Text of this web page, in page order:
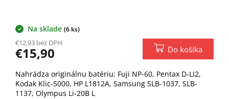
Na sklade (6 ks)
€12,93 bez DPH
€15,90 Do košíka
Nahrádza originálnu batériu: Fuji NP-60, Pentax D-LI2,
Kodak Klic-5000, HP L1812A, Samsung SLB-1037, SLB-
1137, Olympus Li-20B L